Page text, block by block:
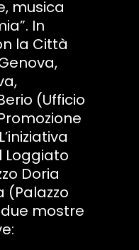
musica
In
la Città
(Ufficio
Loggiato
Doria
(Palazzo
mostre